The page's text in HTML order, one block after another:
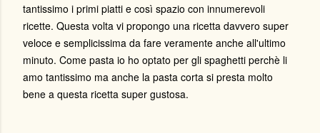
tantissimo i primi piatti e così spazio con innumerevoli
ricette. Questa volta vi propongo una ricetta davvero super
veloce e semplicissima da fare veramente anche all'ultimo
minuto. Come pasta io ho optato per gli spaghetti perchè li
amo tantissimo ma anche la pasta corta si presta molto
bene a questa ricetta super gustosa.